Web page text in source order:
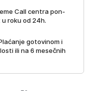
Call centra pon-
roku od 24h.
gotovinom i
ili na 6 mesečnih